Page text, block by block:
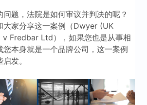
题，法院是如何审议并判决的呢？
大家分享这一案例（Dwyer (UK
Fredbar Ltd），如果您也是从事相
您本身就是一个品牌公司，这一案例
发。